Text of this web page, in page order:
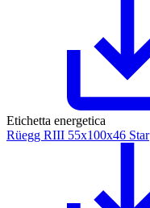
Etichetta energetica
Rüegg RIII 55x100x46 Star